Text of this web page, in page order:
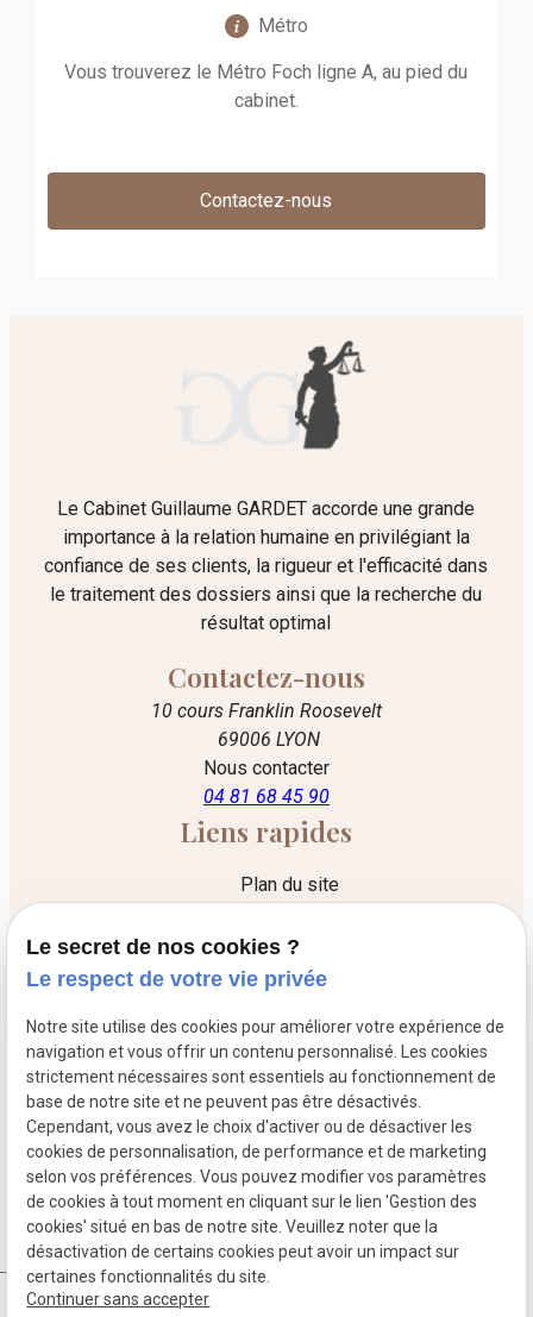
Métro
Vous trouverez le Métro Foch ligne A, au pied du
cabinet.
Contactez-nous
Le Cabinet Guillaume GARDET accorde une grande
importance à la relation humaine en privilégiant la
confiance de ses clients, la rigueur et l'efficacité dans
le traitement des dossiers ainsi que la recherche du
résultat optimal
Contactez-nous
10 cours Franklin Roosevelt
69006 LYON
Nous contacter
04 81 68 45 90
Liens rapides
Plan du site
Politique de confidentialité
Gestion des cookies
Liens utiles
Le cabinet
Les honoraires
L'acte d'avocat
Convention de procédure participative
Le secret de nos cookies ?
Le respect de votre vie privée
Notre site utilise des cookies pour améliorer votre expérience de
navigation et vous offrir un contenu personnalisé. Les cookies
strictement nécessaires sont essentiels au fonctionnement de
base de notre site et ne peuvent pas être désactivés.
Cependant, vous avez le choix d'activer ou de désactiver les
cookies de personnalisation, de performance et de marketing
selon vos préférences. Vous pouvez modifier vos paramètres
de cookies à tout moment en cliquant sur le lien 'Gestion des
cookies' situé en bas de notre site. Veuillez noter que la
désactivation de certains cookies peut avoir un impact sur
certaines fonctionnalités du site.
Continuer sans accepter